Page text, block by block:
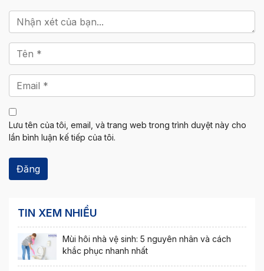
Lưu tên của tôi, email, và trang web trong trình duyệt này cho
lần bình luận kế tiếp của tôi.
TIN XEM NHIỀU
Mùi hôi nhà vệ sinh: 5 nguyên nhân và cách
khắc phục nhanh nhất